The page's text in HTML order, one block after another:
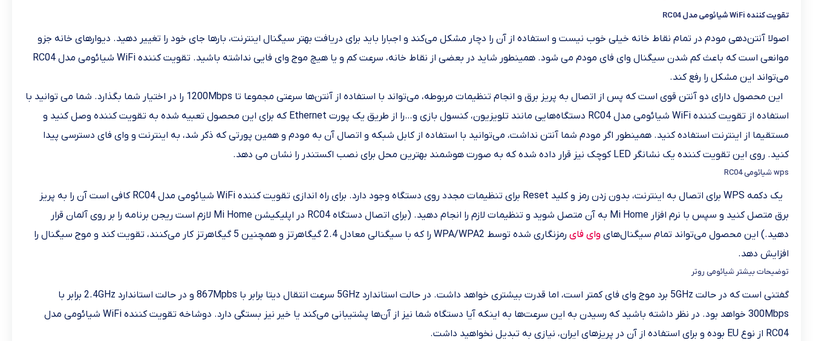
تقویت کننده WiFi شیائومی مدل RC04
اصولا آنتن‌دهی مودم در تمام نقاط خانه خیلی خوب نیست و استفاده از آن را دچار مشکل می‌کند و اجبارا باید برای دریافت بهتر سیگنال اینترنت، بارها جای خود را تغییر دهید. دیوارهای خانه جزو
موانعی است که باعث کم شدن سیگنال وای فای مودم می شود. همینطور شاید در بعضی از نقاط خانه، سرعت کم و یا هیچ موج وای فایی نداشته باشید. تقویت کننده WiFi شیائومی مدل RC04
می‌تواند این مشکل را رفع کند.
این محصول دارای دو آنتن قوی است که پس از اتصال به پریز برق و انجام تنظیمات مربوطه، می‌تواند با استفاده از آنتن‌ها سرعتی مجموعا تا 1200Mbps را در اختیار شما بگذارد. شما می توانید با
استفاده از تقویت کننده WiFi شیائومی مدل RC04 دستگاه‌هایی مانند تلویزیون، کنسول بازی و…را از طریق یک پورت Ethernet که برای این محصول تعبیه شده به تقویت کننده وصل کنید و
مستقیما از اینترنت استفاده کنید. همینطور اگر مودم شما آنتن نداشت، می‌توانید با استفاده از کابل شبکه و اتصال آن به مودم و همین پورتی که ذکر شد، به اینترنت و وای فای دسترسی پیدا
کنید. روی این تقویت کننده یک نشانگر LED کوچک نیز قرار داده شده که به صورت هوشمند بهترین محل برای نصب اکستندر را نشان می دهد.
wps شیائومی RC04
یک دکمه WPS برای اتصال به اینترنت، بدون زدن رمز و کلید Reset برای تنظیمات مجدد روی دستگاه وجود دارد. برای راه اندازی تقویت کننده WiFi شیائومی مدل RC04 کافی است آن را به پریز
برق متصل کنید و سپس با نرم افزار Mi Home به آن متصل شوید و تنظیمات لازم را انجام دهید. (برای اتصال دستگاه RC04 در اپلیکیشن Mi Home لازم است ریجن برنامه را بر روی آلمان قرار
دهید.) این محصول می‌تواند تمام سیگنال‌های وای فای
رمزنگاری شده توسط WPA/WPA2 را که با سیگنالی معادل 2.4 گیگاهرتز و همچنین 5 گیگاهرتز کار می‌کنند، تقویت کند و موج سیگنال را
افزایش دهد.
توضیحات بیشتر شیائومی روتر
گفتنی است که در حالت 5GHz برد موج وای فای کمتر است، اما قدرت بیشتری خواهد داشت. در حالت استاندارد 5GHz سرعت انتقال دیتا برابر با 867Mpbs و در حالت استاندارد 2.4GHz برابر با
300Mbps خواهد بود. در نظر داشته باشید که رسیدن به این سرعت‌ها به اینکه آیا دستگاه شما نیز از آن‌ها پشتیبانی می‌کند یا خیر نیز بستگی دارد. دوشاخه تقویت کننده WiFi شیائومی مدل
RC04 از نوع EU بوده و برای استفاده از آن در پریزهای ایران، نیازی به تبدیل نخواهید داشت.